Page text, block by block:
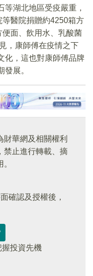
湖北地區受疫嚴重，
醫院捐贈約4250箱方
面、飲用水、乳酸菌
，康師傅在疫情之下
化，這也對康師傅品牌
展。
財華網及相關權利
禁止進行轉載、摘
確認及授權後，
投資先機